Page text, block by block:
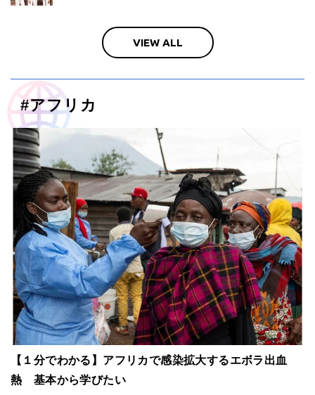
VIEW ALL
#アフリカ
【１分でわかる】アフリカで感染拡大するエボラ出血
熱 基本から学びたい